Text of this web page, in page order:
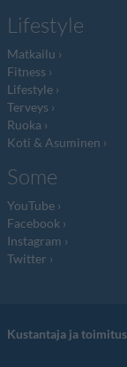
Lifestyle
Matkailu
Fitness
Lifestyle
Terveys
Ruoka
Koti & Asuminen
Some
YouTube
Facebook
Instagram
Twitter
Kustantaja ja toimitus